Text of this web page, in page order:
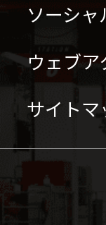
ソーシ
ウェブア
サイトマ